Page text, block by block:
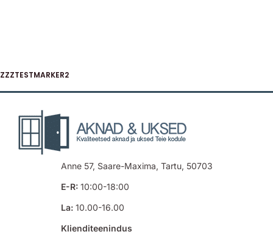
ZZZTESTMARKER2
Anne 57, Saare-Maxima, Tartu, 50703
E-R:10:00-18:00
La:10.00-16.00
Klienditeenindus